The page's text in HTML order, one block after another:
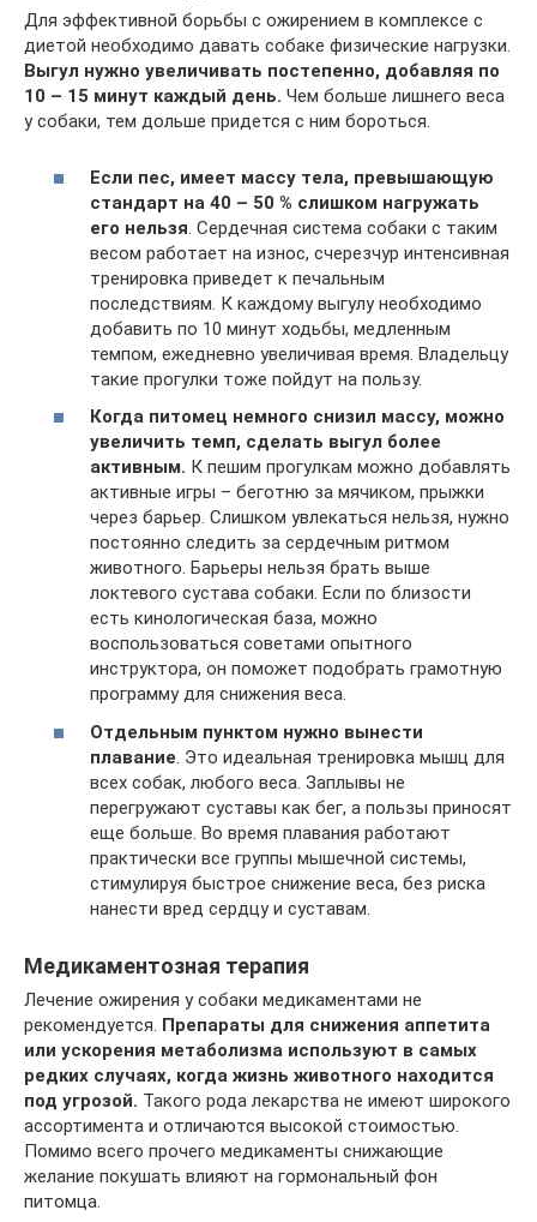
Для эффективной борьбы с ожирением в комплексе с
диетой необходимо давать собаке физические нагрузки.
Выгул нужно увеличивать постепенно, добавляя по
10 – 15 минут каждый день. Чем больше лишнего веса
у собаки, тем дольше придется с ним бороться.
Если пес, имеет массу тела, превышающую
стандарт на 40 – 50 % слишком нагружать
его нельзя . Сердечная система собаки с таким
весом работает на износ, счерезчур интенсивная
тренировка приведет к печальным
последствиям. К каждому выгулу необходимо
добавить по 10 минут ходьбы, медленным
темпом, ежедневно увеличивая время. Владельцу
такие прогулки тоже пойдут на пользу.
Когда питомец немного снизил массу, можно
увеличить темп, сделать выгул более
активным. К пешим прогулкам можно добавлять
активные игры – беготню за мячиком, прыжки
через барьер. Слишком увлекаться нельзя, нужно
постоянно следить за сердечным ритмом
животного. Барьеры нельзя брать выше
локтевого сустава собаки. Если по близости
есть кинологическая база, можно
воспользоваться советами опытного
инструктора, он поможет подобрать грамотную
программу для снижения веса.
Отдельным пунктом нужно вынести
плавание . Это идеальная тренировка мышц для
всех собак, любого веса. Заплывы не
перегружают суставы как бег, а пользы приносят
еще больше. Во время плавания работают
практически все группы мышечной системы,
стимулируя быстрое снижение веса, без риска
нанести вред сердцу и суставам.
Медикаментозная терапия
Лечение ожирения у собаки медикаментами не
рекомендуется. Препараты для снижения аппетита
или ускорения метаболизма используют в самых
редких случаях, когда жизнь животного находится
под угрозой. Такого рода лекарства не имеют широкого
ассортимента и отличаются высокой стоимостью.
Помимо всего прочего медикаменты снижающие
желание покушать влияют на гормональный фон
питомца.